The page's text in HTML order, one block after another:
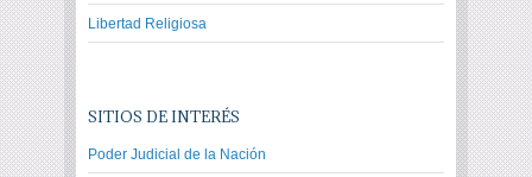
Libertad Religiosa
SITIOS DE INTERÉS
Poder Judicial de la Nación